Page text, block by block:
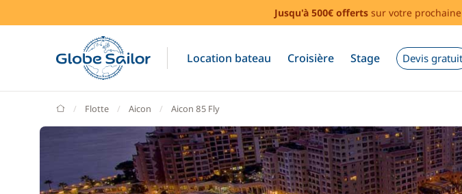
Jusqu'à 500€ offerts sur votre
Location bateau Croisière Stage Devis gratuit
GlobeSailor
Flotte Aicon Aicon 85 Fly